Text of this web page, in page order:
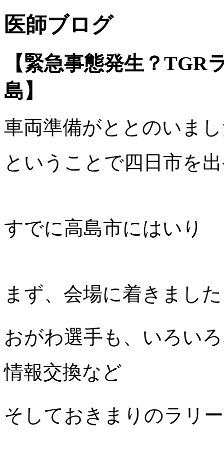
医師ブログ
【緊急事態発生？
島】
車両準備がととのいま
ということで四日市を
すでに高島市にはいり
まず、会場に着きまし
おがわ選手も、いろい
情報交換など
そしておきまりのラリ